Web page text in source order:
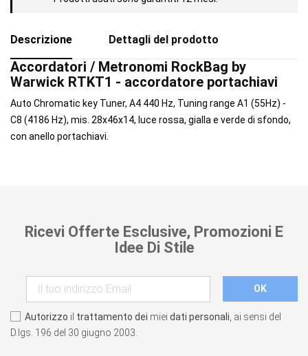
Descrizione Dettagli del prodotto
Accordatori / Metronomi RockBag by
Warwick RTKT1 - accordatore portachiavi
Auto Chromatic key Tuner, A4 440 Hz, Tuning range A1 (55Hz) -
C8 (4186 Hz), mis. 28x46x14, luce rossa, gialla e verde di sfondo,
con anello portachiavi.
Ricevi Offerte Esclusive, Promozioni E
Idee Di Stile
Autorizzo il trattamento dei miei dati personali , ai sensi del
D.lgs. 196 del 30 giugno 2003.